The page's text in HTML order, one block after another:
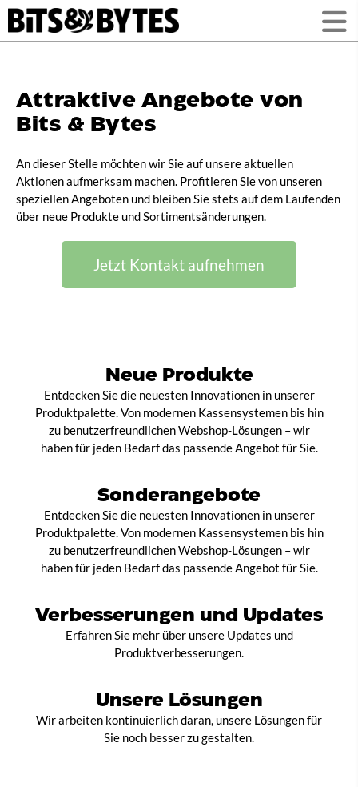
Attraktive Angebote von
Bits & Bytes
An dieser Stelle möchten wir Sie auf unsere aktuellen
Aktionen aufmerksam machen. Profitieren Sie von unseren
speziellen Angeboten und bleiben Sie stets auf dem Laufenden
über neue Produkte und Sortimentsänderungen.
Jetzt Kontakt aufnehmen
Neue Produkte
Entdecken Sie die neuesten Innovationen in unserer
Produktpalette. Von modernen Kassensystemen bis hin
zu benutzerfreundlichen Webshop-Lösungen – wir
haben für jeden Bedarf das passende Angebot für Sie.
Sonderangebote
Entdecken Sie die neuesten Innovationen in unserer
Produktpalette. Von modernen Kassensystemen bis hin
zu benutzerfreundlichen Webshop-Lösungen – wir
haben für jeden Bedarf das passende Angebot für Sie.
Verbesserungen und Updates
Erfahren Sie mehr über unsere Updates und
Produktverbesserungen.
Unsere Lösungen
Wir arbeiten kontinuierlich daran, unsere Lösungen für
Sie noch besser zu gestalten.